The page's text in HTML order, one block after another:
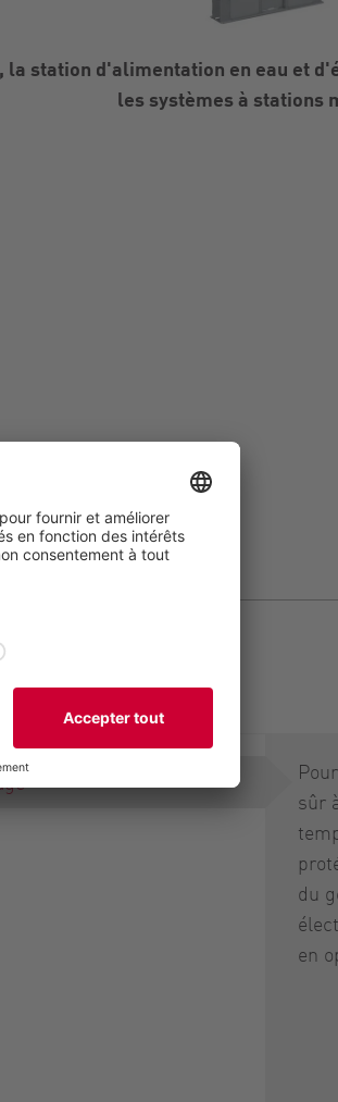
la station d'alimentation en eau et
les systèmes à stations
de TUnit
sûr
du
en